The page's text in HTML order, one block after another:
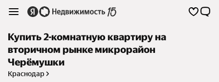
Купить 2-комнатную квартиру на
вторичном рынке микрорайон
Черёмушки
Краснодар